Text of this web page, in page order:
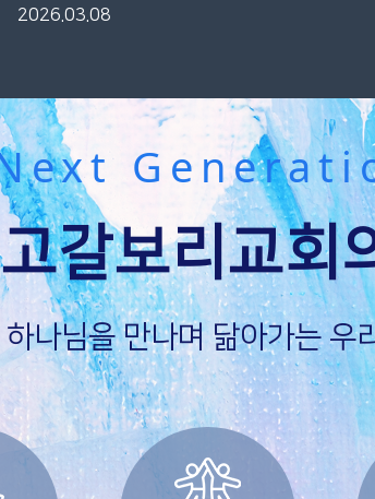
2026.03.08
갈보리교회
하나님을 만나며 닮아가는 우